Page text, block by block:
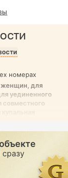
номерах
женщин, для
уединенного
совместного
сразу